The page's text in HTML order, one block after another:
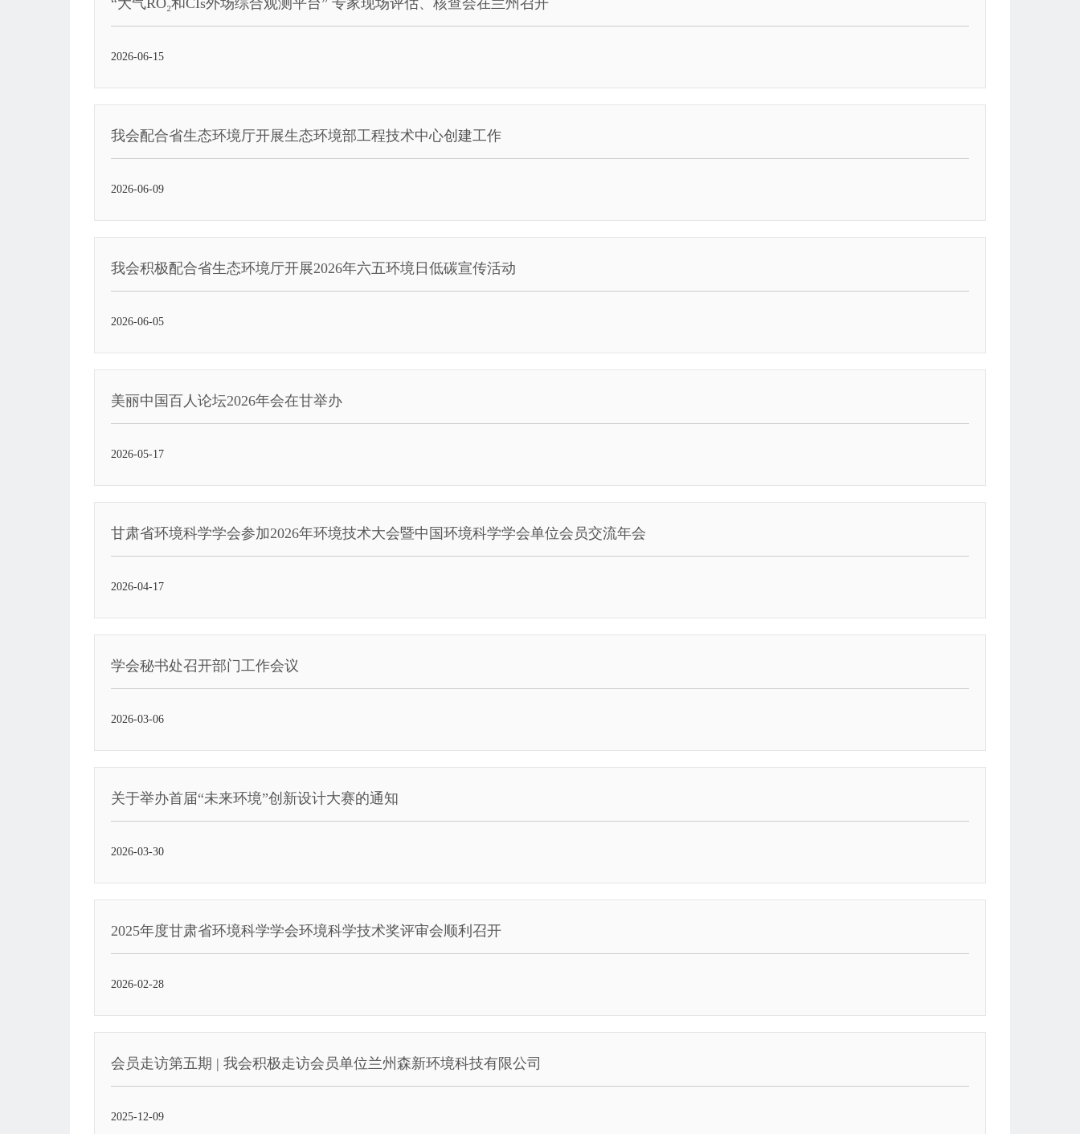
“大气RO₂和CIs外场综合观测平台” 专家现场评估、核查会在兰州召开
2026-06-15
我会配合省生态环境厅开展生态环境部工程技术中心创建工作
2026-06-09
我会积极配合省生态环境厅开展2026年六五环境日低碳宣传活动
2026-06-05
美丽中国百人论坛2026年会在甘举办
2026-05-17
甘肃省环境科学学会参加2026年环境技术大会暨中国环境科学学会单位会员交流年会
2026-04-17
学会秘书处召开部门工作会议
2026-03-06
关于举办首届“未来环境”创新设计大赛的通知
2026-03-30
2025年度甘肃省环境科学学会环境科学技术奖评审会顺利召开
2026-02-28
会员走访第五期 | 我会积极走访会员单位兰州森新环境科技有限公司
2025-12-09